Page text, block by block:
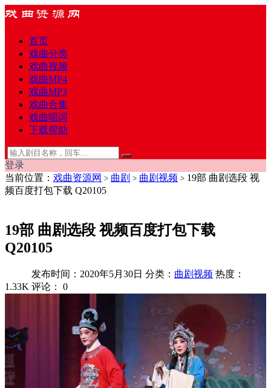
首页
戏曲分类
戏曲视频
戏曲MP4
戏曲MP3
戏曲合集
戏曲唱词
下载帮助
登录
当前位置： 戏曲资源网 > 曲剧 > 曲剧视频 > 19部 曲剧选段 视
频百度打包下载 Q20105
19部 曲剧选段 视频百度打包下载
Q20105
发布时间：2020年5月30日 分类： 曲剧视频 热度：
1.33K 评论： 0